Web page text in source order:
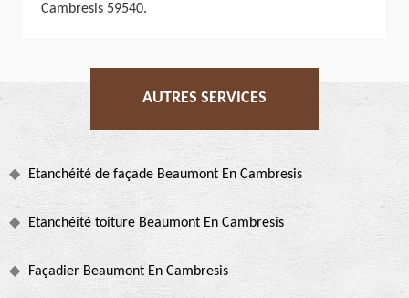
Cambresis 59540.
AUTRES SERVICES
Etanchéité de façade Beaumont En Cambresis
Etanchéité toiture Beaumont En Cambresis
Façadier Beaumont En Cambresis